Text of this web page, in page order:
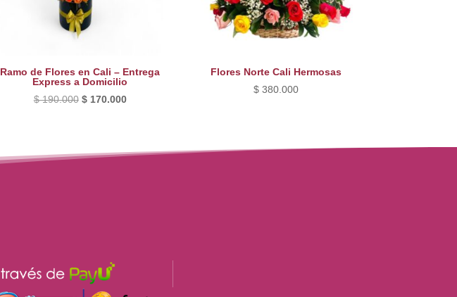
Ramo de Flores en Cali – Entrega
Express a Domicilio
$190.000 El
$170.000El
Flores Norte Cali Hermosas
$380.000